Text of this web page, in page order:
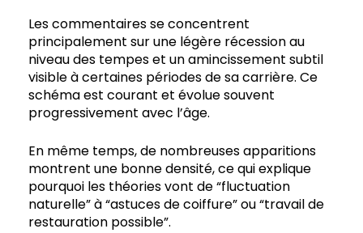
Les commentaires se concentrent
principalement sur une légère récession au
niveau des tempes et un amincissement subtil
visible à certaines périodes de sa carrière. Ce
schéma est courant et évolue souvent
progressivement avec l’âge.
En même temps, de nombreuses apparitions
montrent une bonne densité, ce qui explique
pourquoi les théories vont de “fluctuation
naturelle” à “astuces de coiffure” ou “travail de
restauration possible”.